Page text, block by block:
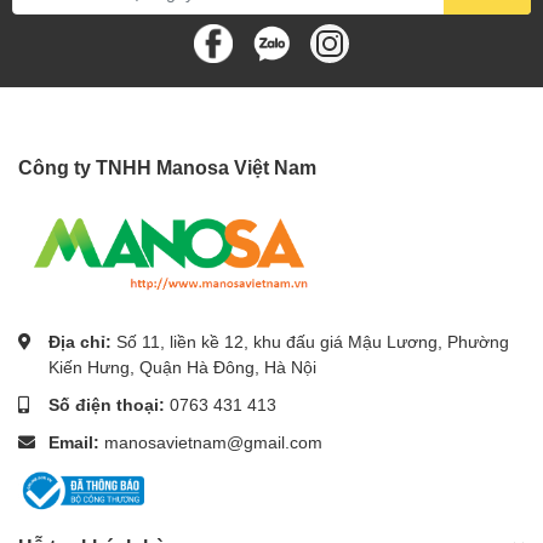
Công ty TNHH Manosa Việt Nam
Địa chỉ: Số 11, liền kề 12, khu đấu giá Mậu Lương, Phường
Kiến Hưng, Quận Hà Đông, Hà Nội
Số điện thoại: 0763 431 413
Email: manosavietnam@gmail.com